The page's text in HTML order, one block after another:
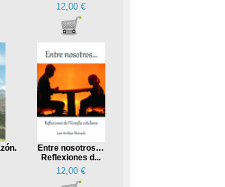
12,00 €
Entre nosotros…
Reflexiones d...
12,00 €